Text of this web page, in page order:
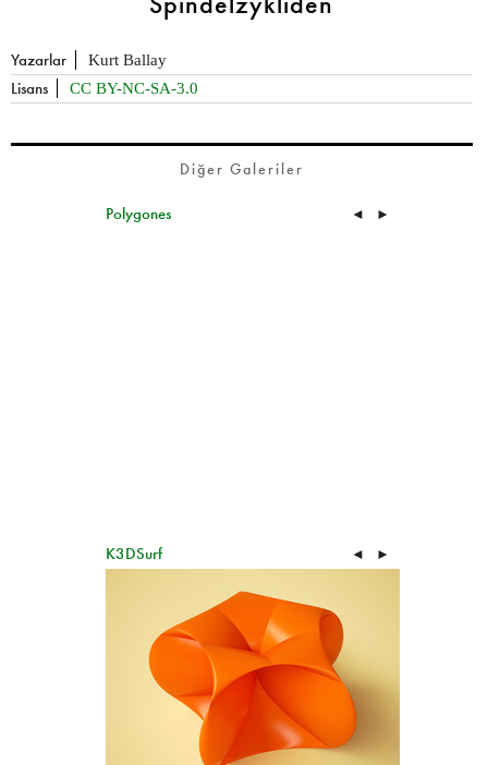
Yazarlar Kurt Ballay
Lisans CC BY-NC-SA-3.0
Diğer Galeriler
Polygones ◄ ►
K3DSurf ◄ ►